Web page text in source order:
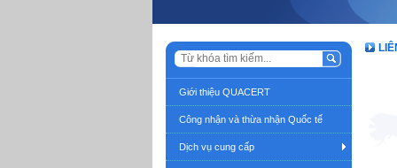
Giới thiệu QUACERT
Công nhận và thừa nhận Quốc tế
Dịch vụ cung cấp